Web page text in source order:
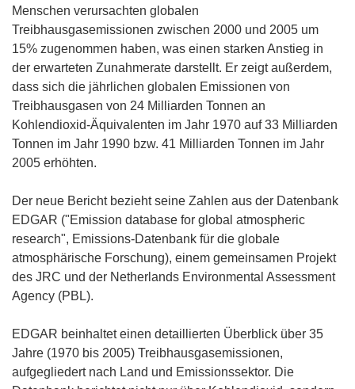
Menschen verursachten globalen
Treibhausgasemissionen zwischen 2000 und 2005 um
15% zugenommen haben, was einen starken Anstieg in
der erwarteten Zunahmerate darstellt. Er zeigt außerdem,
dass sich die jährlichen globalen Emissionen von
Treibhausgasen von 24 Milliarden Tonnen an
Kohlendioxid-Äquivalenten im Jahr 1970 auf 33 Milliarden
Tonnen im Jahr 1990 bzw. 41 Milliarden Tonnen im Jahr
2005 erhöhten.
Der neue Bericht bezieht seine Zahlen aus der Datenbank
EDGAR ("Emission database for global atmospheric
research", Emissions-Datenbank für die globale
atmosphärische Forschung), einem gemeinsamen Projekt
des JRC und der Netherlands Environmental Assessment
Agency (PBL).
EDGAR beinhaltet einen detaillierten Überblick über 35
Jahre (1970 bis 2005) Treibhausgasemissionen,
aufgegliedert nach Land und Emissionssektor. Die